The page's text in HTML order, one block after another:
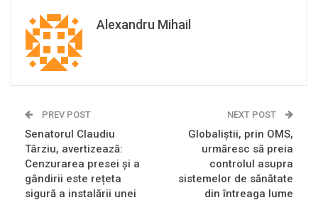
Alexandru Mihail
PREV POST
Senatorul Claudiu
Târziu, avertizează:
Cenzurarea presei și a
gândirii este rețeta
sigură a instalării unei
NEXT POST
Globaliștii, prin OMS,
urmăresc să preia
controlul asupra
sistemelor de sănătate
din întreaga lume